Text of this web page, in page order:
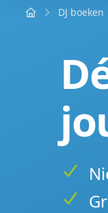
Home DJ boeken